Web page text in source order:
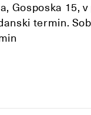
Gosposka 15,
termin.